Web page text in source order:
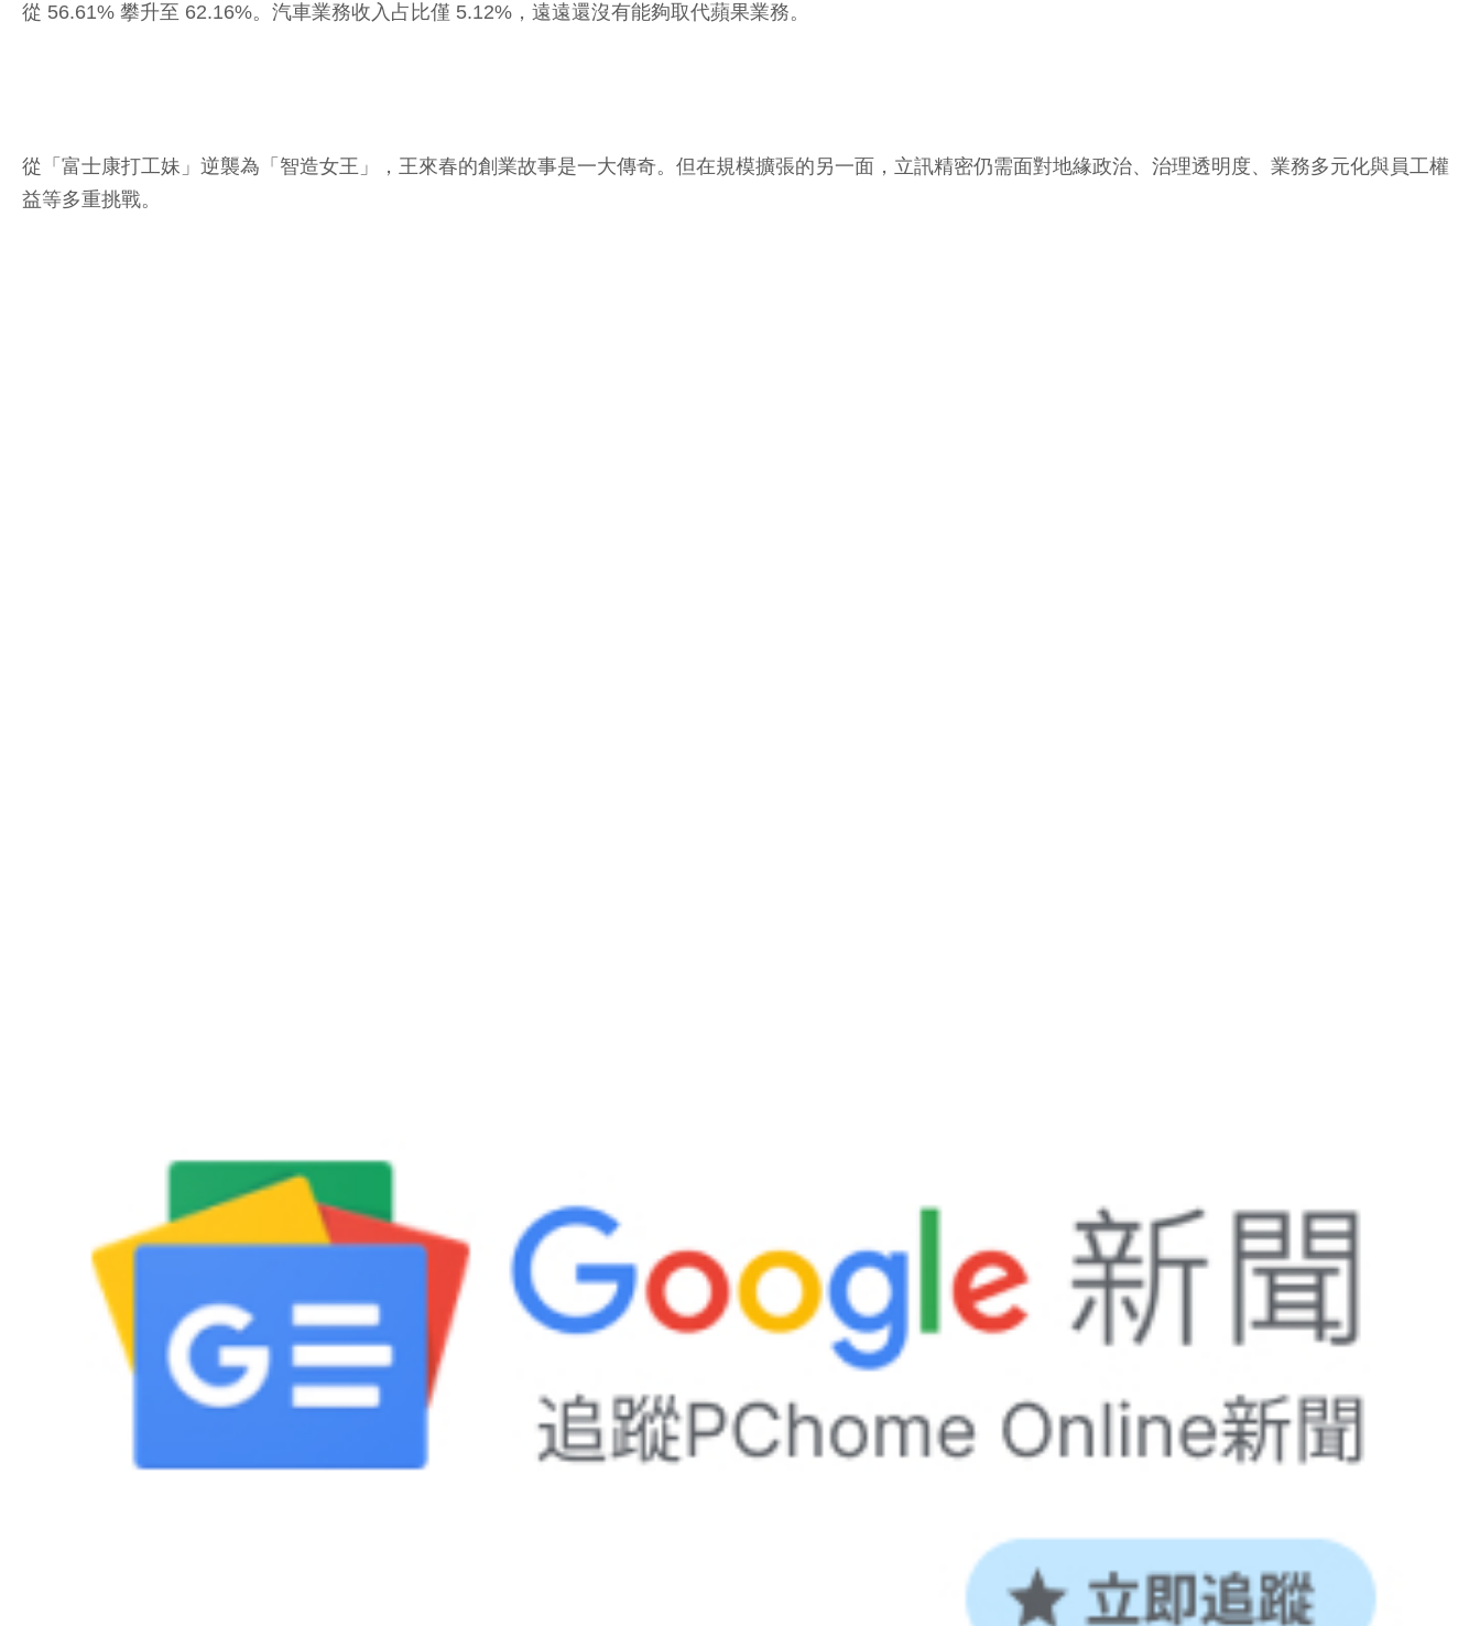
從 56.61% 攀升至 62.16%。汽車業務收入占比僅 5.12%，遠遠還沒有能夠取代蘋果業務。
從「富士康打工妹」逆襲為「智造女王」，王來春的創業故事是一大傳奇。但在規模擴張的另一面，立訊精密仍需面對地緣政治、治理透明度、業務多元化與員工權
益等多重挑戰。